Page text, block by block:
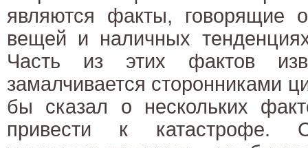
являются факты, говорящие
вещей и наличных
Часть из этих фактов
замалчивается сторонниками
бы сказал о нескольких
привести к катастрофе.